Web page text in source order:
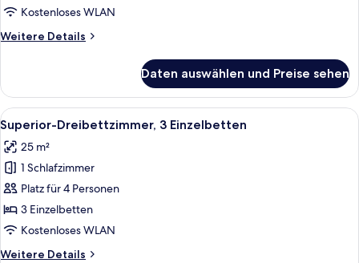
Kostenloses WLAN
Weitere Details
Weitere
Zweibettzimmer
Daten auswählen und Preise sehen
Alle
Fotos
für
Superior-
Dreibettzimmer,
3 Einzelbetten
anzeigen
Ein Hotelzimmer mit drei Betten,
3
Superior-Dreibettzimmer, 3 Einzelbetten
25 m²
1 Schlafzimmer
Platz für 4 Personen
3 Einzelbetten
Kostenloses WLAN
Weitere Details
Weitere